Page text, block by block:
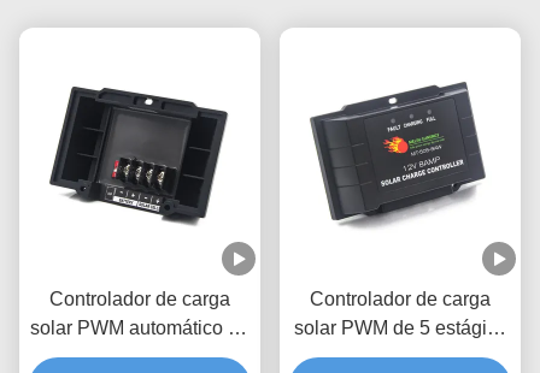
Controlador de carga
solar PWM automático de
12A 12V 24V com
Controlador de carga
solar PWM de 5 estágios
8A com funções de